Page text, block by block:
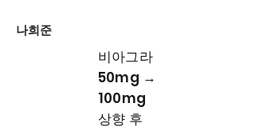
나희준
비아그라
50mg →
100mg
상향 후